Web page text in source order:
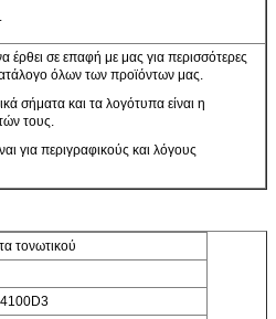
έρθει σε επαφή με μας για περισσότερες
όλων των προϊόντων μας.
σήματα και τα λογότυπα είναι η
τους.
για περιγραφικούς και λόγους
τονωτικού